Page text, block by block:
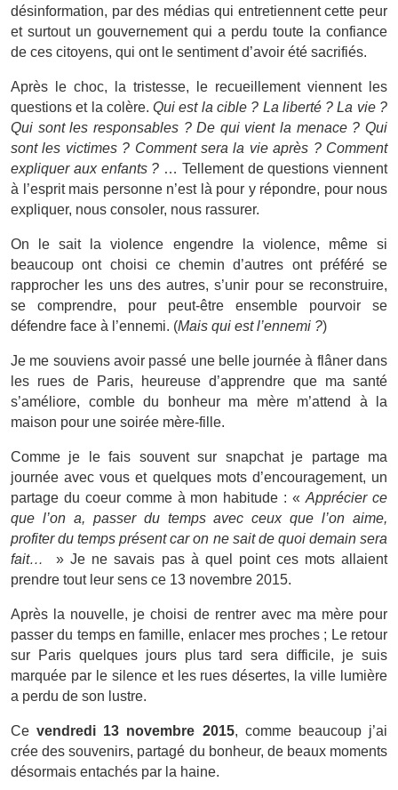
désinformation, par des médias qui entretiennent cette peur
et surtout un gouvernement qui a perdu toute la confiance
de ces citoyens, qui ont le sentiment d’avoir été sacrifiés.
Après le choc, la tristesse, le recueillement viennent les
questions et la colère.Qui est la cible ? La liberté ? La vie ?
Qui sont les responsables ? De qui vient la menace ? Qui
sont les victimes ? Comment sera la vie après ? Comment
expliquer aux enfants ? … Tellement de questions viennent
à l’esprit mais personne n’est là pour y répondre, pour nous
expliquer, nous consoler, nous rassurer.
On le sait la violence engendre la violence, même si
beaucoup ont choisi ce chemin d’autres ont préféré se
rapprocher les uns des autres, s’unir pour se reconstruire,
se comprendre, pour peut-être ensemble pourvoir se
défendre face à l’ennemi. (Mais qui est l’ennemi ?)
Je me souviens avoir passé une belle journée à flâner dans
les rues de Paris, heureuse d’apprendre que ma santé
s’améliore, comble du bonheur ma mère m’attend à la
maison pour une soirée mère-fille.
Comme je le fais souvent sur snapchat je partage ma
journée avec vous et quelques mots d’encouragement, un
partage du coeur comme à mon habitude : «Apprécier ce
que l’on a, passer du temps avec ceux que l’on aime,
profiter du temps présent car on ne sait de quoi demain sera
fait…
» Je ne savais pas à quel point ces mots allaient
prendre tout leur sens ce 13 novembre 2015.
Après la nouvelle, je choisi de rentrer avec ma mère pour
passer du temps en famille, enlacer mes proches ; Le retour
sur Paris quelques jours plus tard sera difficile, je suis
marquée par le silence et les rues désertes, la ville lumière
a perdu de son lustre.
Ce vendredi 13 novembre 2015, comme beaucoup j’ai
crée des souvenirs, partagé du bonheur, de beaux moments
désormais entachés par la haine.